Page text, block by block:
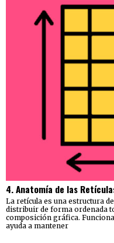
4. Anatomía de las
La retícula es una estructura
distribuir de forma ordenada
composición gráfica.
ayuda a mantener